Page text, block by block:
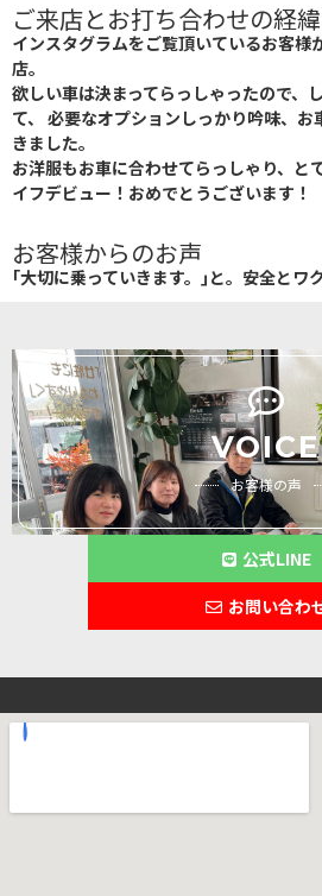
ご来店とお打ち合わせの経緯
インスタグラムをご覧頂いているお客様
店。
欲しい車は決まってらっしゃったので、
て、 必要なオプションしっかり吟味、
きました。
お洋服もお車に合わせてらっしゃり、と
イフデビュー！おめでとうございます！
お客様からのお声
｢大切に乗っていきます。｣と。安全とワ
VOICE
お客様の声
公式LINE
お問い合わ